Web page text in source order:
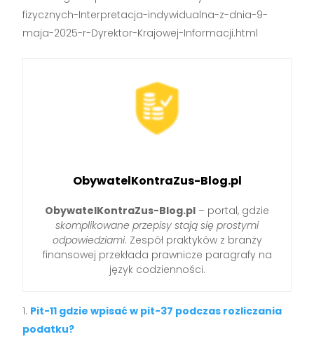
fizycznych-Interpretacja-indywidualna-z-dnia-9-
maja-2025-r-Dyrektor-Krajowej-Informacji.html
ObywatelKontraZus-Blog.pl
ObywatelKontraZus-Blog.pl – portal, gdzie
skomplikowane przepisy stają się prostymi
odpowiedziami. Zespół praktyków z branży
finansowej przekłada prawnicze paragrafy na
język codzienności.
Pit-11 gdzie wpisać w pit-37 podczas rozliczania
podatku?